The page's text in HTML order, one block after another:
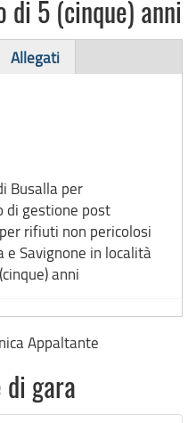
di 5 (cinque) anni
Allegati
Busalla per
di gestione post
rifiuti non pericolosi
e Savignone in località
anni
Appaltante
di gara